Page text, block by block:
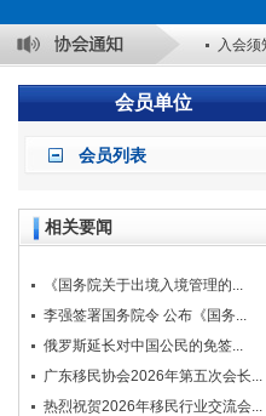
入会须
关于表
会员单位
会员列表
相关要闻
《国务院关于出境入境管理的...
李强签署国务院令 公布《国务...
俄罗斯延长对中国公民的免签...
广东移民协会2026年第五次会长...
热烈祝贺2026年移民行业交流会...